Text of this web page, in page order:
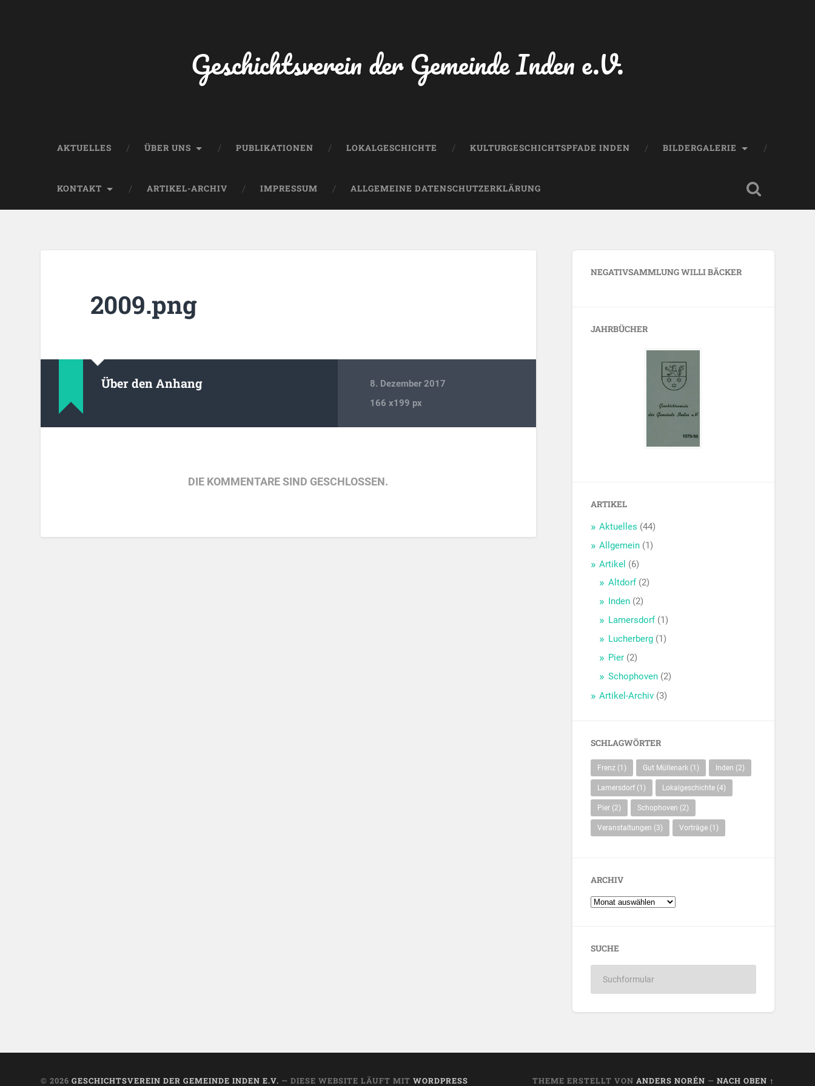
Geschichtsverein der Gemeinde Inden e.V.
AKTUELLES ÜBER UNS PUBLIKATIONEN LOKALGESCHICHTE KULTURGESCHICHTSPFADE INDEN BILDERGALERIE
KONTAKT ARTIKEL-ARCHIV IMPRESSUM ALLGEMEINE DATENSCHUTZERKLÄRUNG
2009.png
Über den Anhang
8. Dezember 2017
166x199 px
DIE KOMMENTARE SIND GESCHLOSSEN.
NEGATIVSAMMLUNG WILLI BÄCKER
JAHRBÜCHER
ARTIKEL
Aktuelles (44)
Allgemein (1)
Artikel (6)
Altdorf(2)
Inden (2)
Lamersdorf(1)
Lucherberg (1)
Pier (2)
Schophoven (2)
Artikel-Archiv (3)
SCHLAGWÖRTER
Frenz (1) Gut Müllenark (1) Inden (2)
Lamersdorf (1) Lokalgeschichte (4)
Pier (2) Schophoven (2)
Veranstaltungen (3) Vorträge (1)
ARCHIV
SUCHE
© 2026GESCHICHTSVEREIN DER GEMEINDE INDEN E.V. — DIESE WEBSITE LÄUFT MITWORDPRESS THEME ERSTELLT VON ANDERS NORÉN — NACH OBEN ↑